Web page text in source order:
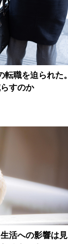
職を迫られた。
すのか
活への影響は見